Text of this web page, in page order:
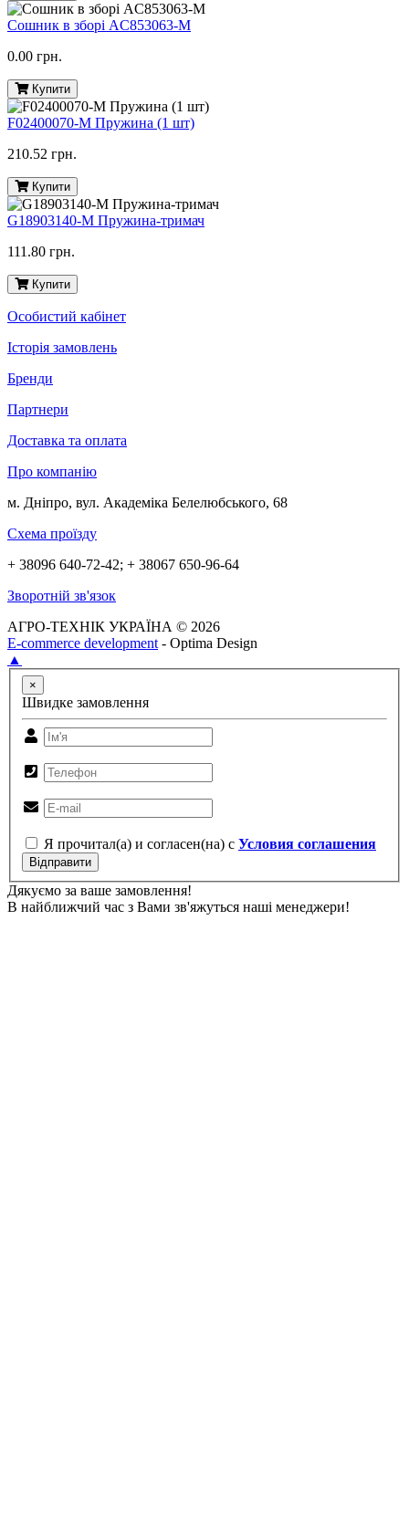
Сошник в зборі AC853063-M
0.00 грн.
Купити
F02400070-M Пружина (1 шт)
210.52 грн.
Купити
G18903140-M Пружина-тримач
111.80 грн.
Купити
Особистий кабінет
Історія замовлень
Бренди
Партнери
Доставка та оплата
Про компанію
м. Дніпро, вул. Академіка Белелюбського, 68
Схема проїзду
+ 38096 640-72-42; + 38067 650-96-64
Зворотній зв'язок
АГРО-ТЕХНІК УКРАЇНА © 2026
E-commerce development - Optima Design
▲
×
Швидке замовлення
Я прочитал(а) и согласен(на) с Условия соглашения
Відправити
Дякуємо за ваше замовлення!
В найближчий час з Вами зв'яжуться наші менеджери!